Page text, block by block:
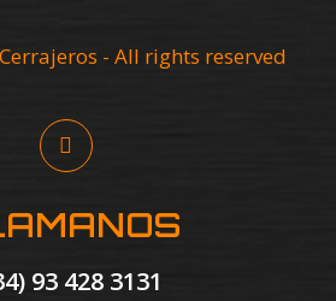
- All rights reserved
93 428 3131